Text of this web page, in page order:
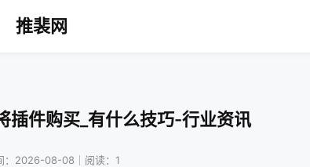
推裴网
插件购买_有什么技巧-行业资讯
：2026-08-08｜阅读：1